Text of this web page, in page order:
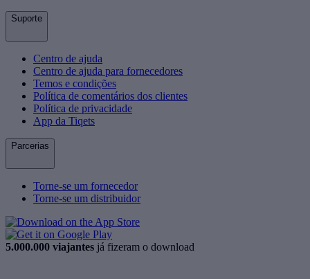
Suporte
Centro de ajuda
Centro de ajuda para fornecedores
Temos e condições
Política de comentários dos clientes
Política de privacidade
App da Tiqets
Parcerias
Torne-se um fornecedor
Torne-se um distribuidor
5.000.000 viajantes já fizeram o download